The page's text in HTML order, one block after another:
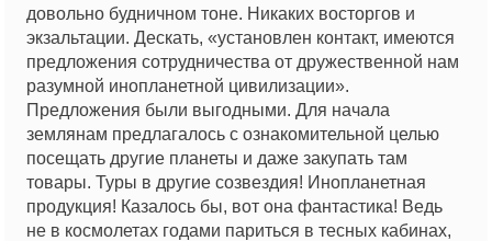
довольно будничном тоне. Никаких восторгов и
экзальтации. Дескать, «установлен контакт, имеются
предложения сотрудничества от дружественной нам
разумной инопланетной цивилизации».
Предложения были выгодными. Для начала
землянам предлагалось с ознакомительной целью
посещать другие планеты и даже закупать там
товары. Туры в другие созвездия! Инопланетная
продукция! Казалось бы, вот она фантастика! Ведь
не в космолетах годами париться в тесных кабинах,